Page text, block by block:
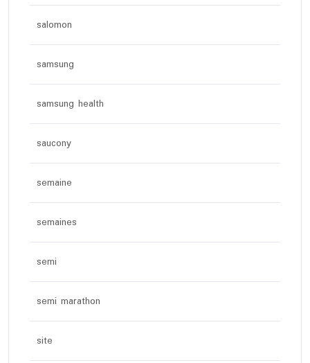
salomon
samsung
samsung health
saucony
semaine
semaines
semi
semi marathon
site